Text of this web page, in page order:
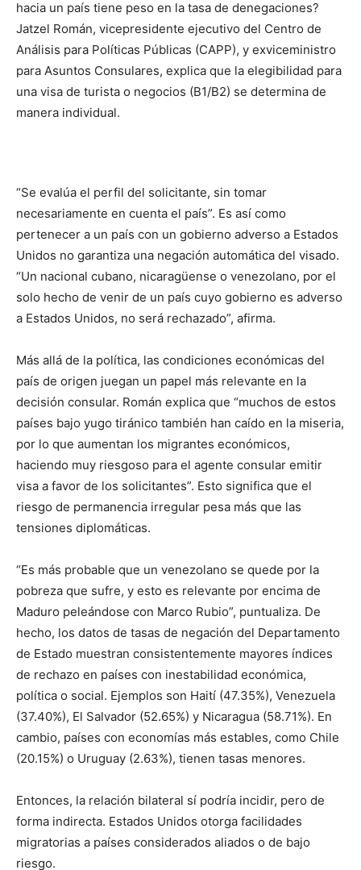
hacia un país tiene peso en la tasa de denegaciones?
Jatzel Román, vicepresidente ejecutivo del Centro de
Análisis para Políticas Públicas (CAPP), y exviceministro
para Asuntos Consulares, explica que la elegibilidad para
una visa de turista o negocios (B1/B2) se determina de
manera individual.
“Se evalúa el perfil del solicitante, sin tomar
necesariamente en cuenta el país”. Es así como
pertenecer a un país con un gobierno adverso a Estados
Unidos no garantiza una negación automática del visado.
“Un nacional cubano, nicaragüense o venezolano, por el
solo hecho de venir de un país cuyo gobierno es adverso
a Estados Unidos, no será rechazado”, afirma.
Más allá de la política, las condiciones económicas del
país de origen juegan un papel más relevante en la
decisión consular. Román explica que “muchos de estos
países bajo yugo tiránico también han caído en la miseria,
por lo que aumentan los migrantes económicos,
haciendo muy riesgoso para el agente consular emitir
visa a favor de los solicitantes”. Esto significa que el
riesgo de permanencia irregular pesa más que las
tensiones diplomáticas.
“Es más probable que un venezolano se quede por la
pobreza que sufre, y esto es relevante por encima de
Maduro peleándose con Marco Rubio”, puntualiza. De
hecho, los datos de tasas de negación del Departamento
de Estado muestran consistentemente mayores índices
de rechazo en países con inestabilidad económica,
política o social. Ejemplos son Haití (47.35%), Venezuela
(37.40%), El Salvador (52.65%) y Nicaragua (58.71%). En
cambio, países con economías más estables, como Chile
(20.15%) o Uruguay (2.63%), tienen tasas menores.
Entonces, la relación bilateral sí podría incidir, pero de
forma indirecta. Estados Unidos otorga facilidades
migratorias a países considerados aliados o de bajo
riesgo.